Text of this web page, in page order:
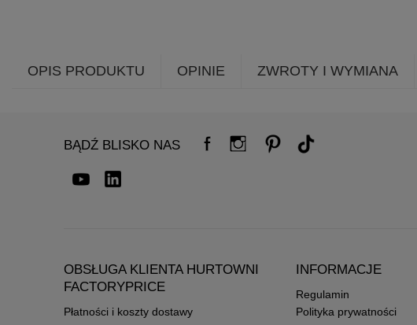
OPIS PRODUKTU OPINIE ZWROTY I WYMIANA
BĄDŹ BLISKO NAS
OBSŁUGA KLIENTA HURTOWNI
FACTORYPRICE
Płatności i koszty dostawy
INFORMACJE
Regulamin
Polityka prywatności